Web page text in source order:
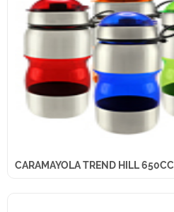
CARAMAYOLA TREND HILL 650CC